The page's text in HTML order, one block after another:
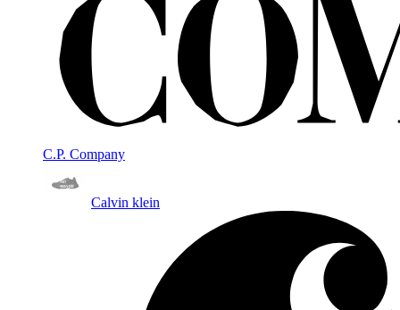
C.P. Company
Calvin klein